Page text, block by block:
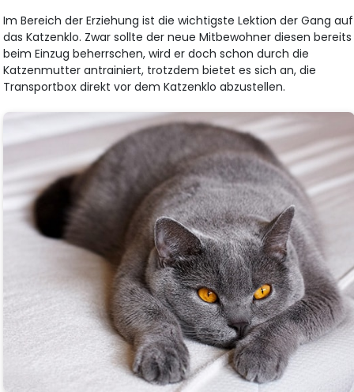
Im Bereich der Erziehung ist die wichtigste Lektion der Gang auf
das Katzenklo. Zwar sollte der neue Mitbewohner diesen bereits
beim Einzug beherrschen, wird er doch schon durch die
Katzenmutter antrainiert, trotzdem bietet es sich an, die
Transportbox direkt vor dem Katzenklo abzustellen.